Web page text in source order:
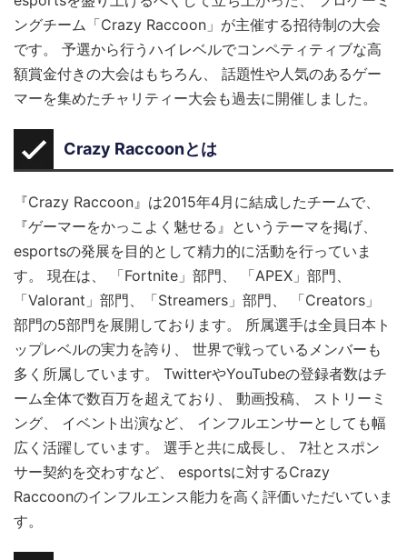
ングチーム「Crazy Raccoon」が主催する招待制の大会
です。 予選から行うハイレベルでコンペティティブな高
額賞金付きの大会はもちろん、 話題性や人気のあるゲー
マーを集めたチャリティー大会も過去に開催しました。
Crazy Raccoonとは
『Crazy Raccoon』は2015年4月に結成したチームで、
『ゲーマーをかっこよく魅せる』というテーマを掲げ、
esportsの発展を目的として精力的に活動を行っていま
す。 現在は、 「Fortnite」部門、 「APEX」部門、
「Valorant」部門、「Streamers」部門、 「Creators」
部門の5部門を展開しております。 所属選手は全員日本ト
ップレベルの実力を誇り、 世界で戦っているメンバーも
多く所属しています。 TwitterやYouTubeの登録者数はチ
ーム全体で数百万を超えており、 動画投稿、 ストリーミ
ング、 イベント出演など、 インフルエンサーとしても幅
広く活躍しています。 選手と共に成長し、 7社とスポン
サー契約を交わすなど、 esportsに対するCrazy
Raccoonのインフルエンス能力を高く評価いただいていま
す。